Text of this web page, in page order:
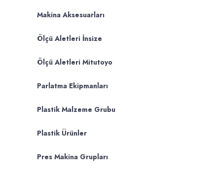
Makina Aksesuarları
Ölçü Aletleri İnsize
Ölçü Aletleri Mitutoyo
Parlatma Ekipmanları
Plastik Malzeme Grubu
Plastik Ürünler
Pres Makina Grupları